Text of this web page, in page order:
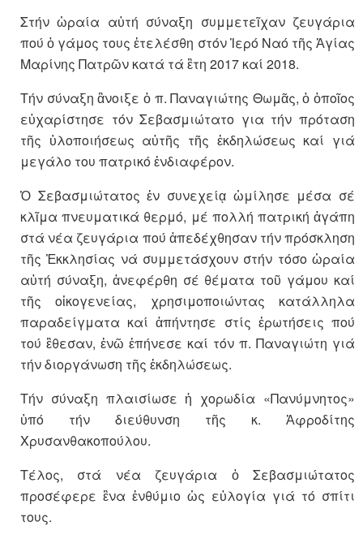
Στήν ὡραία αὐτή σύναξη συμμετεῖχαν ζευγάρια
πού ὁ γάμος τους ἐτελέσθη στόν Ἱερό Ναό τῆς Ἁγίας
Μαρίνης Πατρῶν κατά τά ἒτη 2017 καί 2018.
Τήν σύναξη ἂνοιξε ὁ π. Παναγιώτης Θωμᾶς, ὁ ὁποῖος
εὐχαρίστησε τόν Σεβασμιώτατο για τήν πρόταση
τῆς ὑλοποιήσεως αὐτῆς τῆς ἐκδηλώσεως καί γιά
μεγάλο του πατρικό ἐνδιαφέρον.
Ὁ Σεβασμιώτατος ἐν συνεχείᾳ ὡμίλησε μέσα σέ
κλῖμα πνευματικά θερμό, μέ πολλή πατρική ἀγάπη
στά νέα ζευγάρια πού ἀπεδέχθησαν τήν πρόσκληση
τῆς Ἐκκλησίας νά συμμετάσχουν στήν τόσο ὡραία
αὐτή σύναξη, ἀνεφέρθη σέ θέματα τοῦ γάμου καί
τῆς οἰκογενείας, χρησιμοποιώντας κατάλληλα
παραδείγματα καί ἀπήντησε στίς ἐρωτήσεις πού
τού ἒθεσαν, ἐνῶ ἐπήνεσε καί τόν π. Παναγιώτη γιά
τήν διοργάνωση τῆς ἐκδηλώσεως.
Τήν σύναξη πλαισίωσε ἡ χορωδία «Πανύμνητος»
ὑπό τήν διεύθυνση τῆς κ. Ἀφροδίτης
Χρυσανθακοπούλου.
Τέλος, στά νέα ζευγάρια ὁ Σεβασμιώτατος
προσέφερε ἓνα ἐνθύμιο ὡς εὐλογία γιά τό σπίτι
τους.